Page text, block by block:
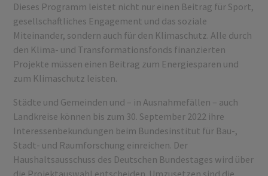
Dieses Programm leistet nicht nur einen Beitrag für Sport,
gesellschaftliches Engagement und das soziale
Miteinander, sondern auch für den Klimaschutz. Alle durch
den Klima- und Transformationsfonds finanzierten
Projekte müssen einen Beitrag zum Energiesparen und
zum Klimaschutz leisten.
Städte und Gemeinden und – in Ausnahmefällen – auch
Landkreise können bis zum 30. September 2022 ihre
Interessenbekundungen beim Bundesinstitut für Bau-,
Stadt- und Raumforschung einreichen. Der
Haushaltsausschuss des Deutschen Bundestages wird über